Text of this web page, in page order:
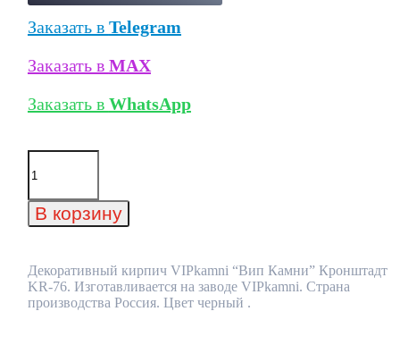
Заказать в Telegram
Заказать в MAX
Заказать в WhatsApp
Количество
товара
кирпич
VIPkamni
Кронштадт
KR-
76
В корзину
Декоративный кирпич VIPkamni “Вип Камни” Кронштадт
KR-76. Изготавливается на заводе VIPkamni. Страна
производства Россия. Цвет черный .